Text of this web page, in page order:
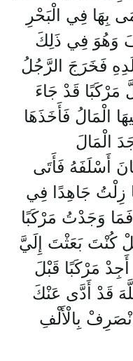
بِهَا فِي الْبَحْرِ
وَهُوَ فِي ذَلِكَ
فَخَرَجَ الرَّجُلُ
مَرْكَبًا قَدْ جَاءَ
الْمَالُ فَأَخَذَهَا
الْمَالَ
أَسْلَفَهُ فَأَتَى
زِلْتُ جَاهِدًا فِي
وَجَدْتُ مَرْكَبًا
كُنْتَ بَعَثْتَ إِلَيَّ
مَرْكَبًا قَبْلَ
قَدْ أَدَّى عَنْكَ
بِالْأَلْفِ